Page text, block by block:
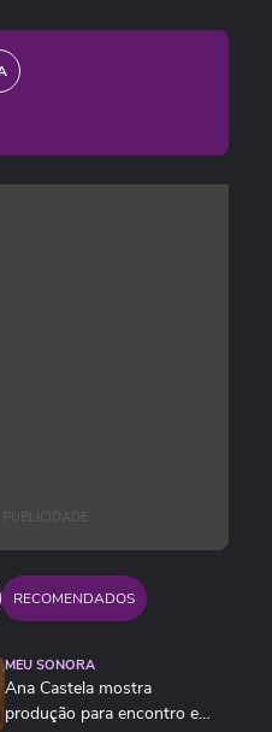
PUBLICIDADE
RECOMENDADOS
MEU SONORA
Ana Castela mostra
produção para encontro e